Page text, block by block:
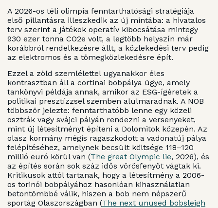
A 2026-os téli olimpia fenntarthatósági stratégiája
első pillantásra illeszkedik az új mintába: a hivatalos
terv szerint a játékok operatív kibocsátása mintegy
930 ezer tonna CO2e volt, a legtöbb helyszín már
korábbról rendelkezésre állt, a közlekedési terv pedig
az elektromos és a tömegközlekedésre épít.
Ezzel a zöld szemlélettel ugyanakkor éles
kontrasztban áll a cortinai bobpálya ügye, amely
tankönyvi példája annak, amikor az ESG-ígéretek a
politikai presztízzsel szemben alulmaradnak. A NOB
többször jelezte: fenntarthatóbb lenne egy közeli
osztrák vagy svájci pályán rendezni a versenyeket,
mint új létesítményt építeni a Dolomitok közepén. Az
olasz kormány mégis ragaszkodott a vadonatúj pálya
felépítéséhez, amelynek becsült költsége 118–120
millió euró körül van (The great Olympic lie, 2026), és
az építés során sok száz idős vörösfenyőt vágtak ki.
Kritikusok attól tartanak, hogy a létesítmény a 2006-
os torinói bobpályához hasonlóan kihasználatlan
betontömbbé válik, hiszen a bob nem népszerű
sportág Olaszországban (The next unused bobsleigh